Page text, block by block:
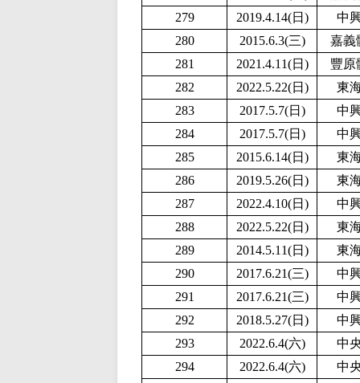
279
2019.4.14(日)
中
280
2015.6.3(三)
嘉義
281
2021.4.11(日)
豐原
282
2022.5.22(日)
東
283
2017.5.7(日)
中
284
2017.5.7(日)
中
285
2015.6.14(日)
東
286
2019.5.26(日)
東
287
2022.4.10(日)
中
288
2022.5.22(日)
東
289
2014.5.11(日)
東
290
2017.6.21(三)
中
291
2017.6.21(三)
中
292
2018.5.27(日)
中
293
2022.6.4(六)
中
294
2022.6.4(六) 中